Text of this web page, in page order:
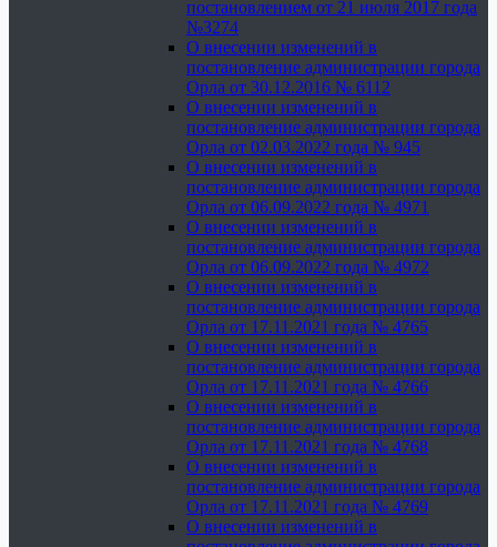
постановлением от 21 июля 2017 года
№3274
О внесении изменений в
постановление администрации города
Орла от 30.12.2016 № 6112
О внесении изменений в
постановление администрации города
Орла от 02.03.2022 года № 945
О внесении изменений в
постановление администрации города
Орла от 06.09.2022 года № 4971
О внесении изменений в
постановление администрации города
Орла от 06.09.2022 года № 4972
О внесении изменений в
постановление администрации города
Орла от 17.11.2021 года № 4765
О внесении изменений в
постановление администрации города
Орла от 17.11.2021 года № 4766
О внесении изменений в
постановление администрации города
Орла от 17.11.2021 года № 4768
О внесении изменений в
постановление администрации города
Орла от 17.11.2021 года № 4769
О внесении изменений в